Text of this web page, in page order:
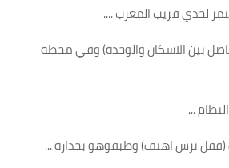
لحدي قريب المغرب....
بين الاسكان والوحدة) وفي محطة
...
(قفل ترس اهتف) وطبقوهو بجدارة...